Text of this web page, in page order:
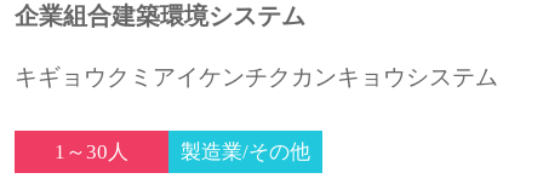
企業組合建築環境システム
キギョウクミアイケンチクカンキョウシステム
1～30人 製造業/その他